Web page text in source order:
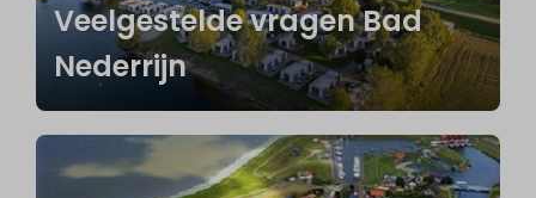
Veelgestelde vragen Bad
Nederrijn